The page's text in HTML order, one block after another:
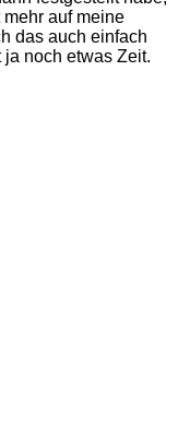
auf meine
das auch einfach
noch etwas Zeit.